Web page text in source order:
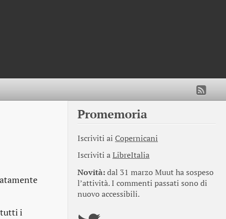
tutti i
Promemoria
Iscriviti ai Copernicani
Iscriviti aLibreItalia
Novità:dal 31 marzo Muut ha sospeso
l’attività. I commenti passati sono di
nuovo accessibili.